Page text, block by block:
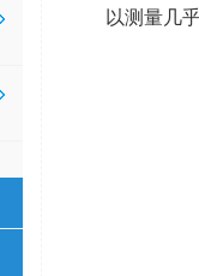
以测量几